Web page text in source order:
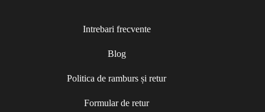
Intrebari frecvente
Blog
Politica de ramburs și retur
Formular de retur